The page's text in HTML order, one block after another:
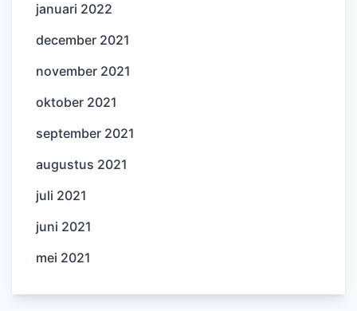
januari 2022
december 2021
november 2021
oktober 2021
september 2021
augustus 2021
juli 2021
juni 2021
mei 2021